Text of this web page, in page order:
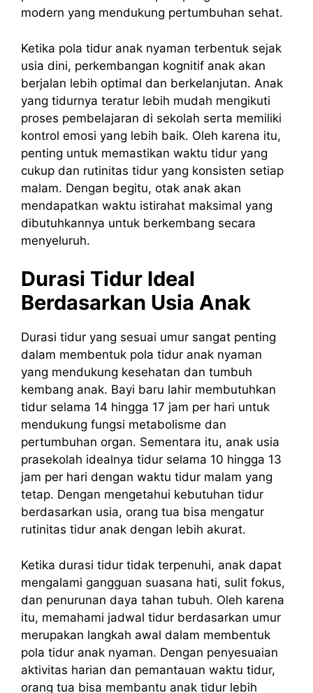
modern yang mendukung pertumbuhan sehat.
Ketika pola tidur anak nyaman terbentuk sejak
usia dini, perkembangan kognitif anak akan
berjalan lebih optimal dan berkelanjutan. Anak
yang tidurnya teratur lebih mudah mengikuti
proses pembelajaran di sekolah serta memiliki
kontrol emosi yang lebih baik. Oleh karena itu,
penting untuk memastikan waktu tidur yang
cukup dan rutinitas tidur yang konsisten setiap
malam. Dengan begitu, otak anak akan
mendapatkan waktu istirahat maksimal yang
dibutuhkannya untuk berkembang secara
menyeluruh.
Durasi Tidur Ideal
Berdasarkan Usia Anak
Durasi tidur yang sesuai umur sangat penting
dalam membentuk pola tidur anak nyaman
yang mendukung kesehatan dan tumbuh
kembang anak. Bayi baru lahir membutuhkan
tidur selama 14 hingga 17 jam per hari untuk
mendukung fungsi metabolisme dan
pertumbuhan organ. Sementara itu, anak usia
prasekolah idealnya tidur selama 10 hingga 13
jam per hari dengan waktu tidur malam yang
tetap. Dengan mengetahui kebutuhan tidur
berdasarkan usia, orang tua bisa mengatur
rutinitas tidur anak dengan lebih akurat.
Ketika durasi tidur tidak terpenuhi, anak dapat
mengalami gangguan suasana hati, sulit fokus,
dan penurunan daya tahan tubuh. Oleh karena
itu, memahami jadwal tidur berdasarkan umur
merupakan langkah awal dalam membentuk
pola tidur anak nyaman. Dengan penyesuaian
aktivitas harian dan pemantauan waktu tidur,
orang tua bisa membantu anak tidur lebih